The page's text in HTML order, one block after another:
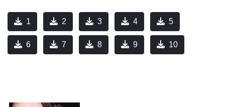
1 2 3 4 5
6 7 8 9 10